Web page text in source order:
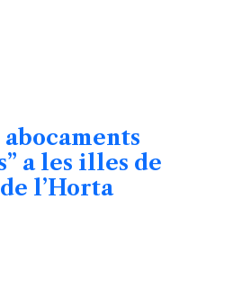
a les illes de
l’Horta